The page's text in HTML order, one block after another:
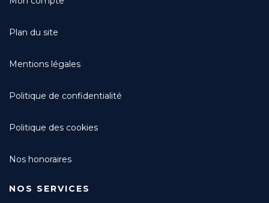
Plan du site
Mentions légales
Politique de confidentialité
Politique des cookies
Nos honoraires
NOS SERVICES